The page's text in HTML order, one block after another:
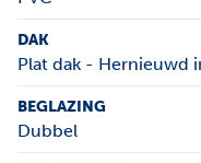
DAK
Plat dak - Hernieuwd
BEGLAZING
Dubbel